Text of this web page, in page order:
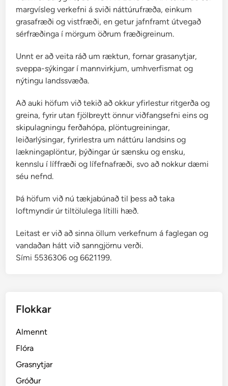
margvísleg verkefni á sviði náttúrufræða, einkum
grasafræði og vistfræði, en getur jafnframt útvegað
sérfræðinga í mörgum öðrum fræðigreinum.
Unnt er að veita ráð um ræktun, fornar grasanytjar,
sveppa-sýkingar í mannvirkjum, umhverfismat og
nýtingu landssvæða.
Að auki höfum við tekið að okkur yfirlestur ritgerða og
greina, fyrir utan fjölbreytt önnur viðfangsefni eins og
skipulagningu ferðahópa, plöntugreiningar,
leiðarlýsingar, fyrirlestra um náttúru landsins og
lækningaplöntur, þýðingar úr sænsku og ensku,
kennslu í líffræði og lífefnafræði, svo að nokkur dæmi
séu nefnd.
Þá höfum við nú tækjabúnað til þess að taka
loftmyndir úr tiltölulega lítilli hæð.
Leitast er við að sinna öllum verkefnum á faglegan og
vandaðan hátt við sanngjörnu verði.
Sími 5536306 og 6621199.
Flokkar
Almennt
Flóra
Grasnytjar
Gróður